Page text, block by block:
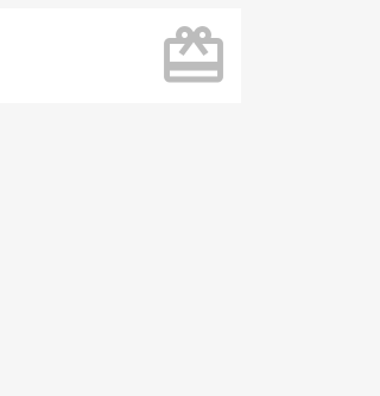
card_giftcard